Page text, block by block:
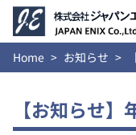
Home お知らせ
【お知らせ